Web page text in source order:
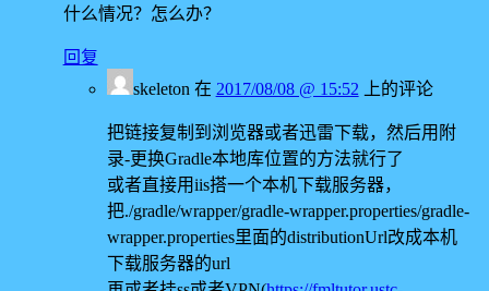
什么情况？怎么办？
回复
skeleton 在 2017/08/08 @ 15:52 上的评论
把链接复制到浏览器或者迅雷下载，然后用附
录-更换Gradle本地库位置的方法就行了
或者直接用iis搭一个本机下载服务器，
把./gradle/wrapper/gradle-wrapper.properties/gradle-
wrapper.properties里面的distributionUrl改成本机
下载服务器的url